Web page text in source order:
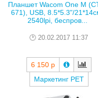
Планшет Wacom One M
671), USB, 8.5*5.3"/
2540lpi, беспров...
20.02.2017 11:37
6 150 р
Маркетинг РЕТ